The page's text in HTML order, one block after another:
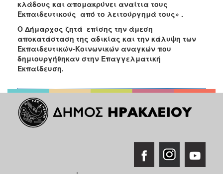
κλάδους και απομακρύνει αναίτια τους
Εκπαιδευτικούς από το λειτούργημά τους» .
Ο Δήμαρχος ζητά επίσης την άμεση
αποκατάσταση της αδικίας και την κάλυψη των
Εκπαιδευτικών-Κοινωνικών αναγκών που
δημιουργήθηκαν στην Επαγγελματική
Εκπαίδευση.